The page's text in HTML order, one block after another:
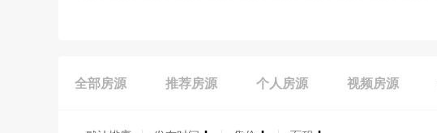
全部房源 推荐房源 个人房源 视频房源